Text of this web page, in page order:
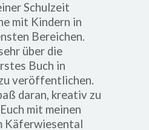
Schulzeit
mit Kindern in
Bereichen.
über die
Buch in
veröffentlichen.
daran, kreativ zu
mit meinen
Käferwiesental